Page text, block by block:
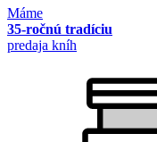
Máme
35-ročnú tradíciu
predaja kníh